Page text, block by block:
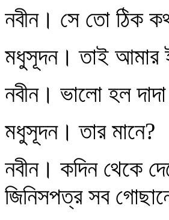
নবীন। সে তো ঠিক
মধুসূদন। তাই আমার
নবীন। ভালো হল
মধুসূদন। তার মানে?
নবীন। কদিন থেকে
জিনিসপত্র সব